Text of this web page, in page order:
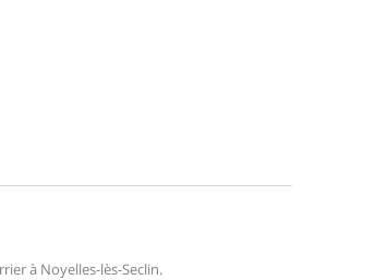
à Noyelles-lès-Seclin.